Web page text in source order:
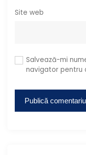
Site web
Salvează-mi
navigator pentru